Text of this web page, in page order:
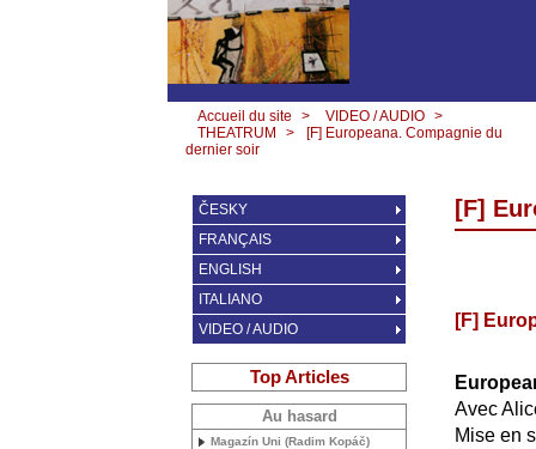
Accueil du site > VIDEO / AUDIO >
THEATRUM
>
[F] Europeana. Compagnie du
dernier soir
[F]
[F]
Avec
Mise en
ČESKY
FRANÇAIS
ENGLISH
ITALIANO
VIDEO / AUDIO
Top Articles
Au hasard
Magazín Uni (Radim Kopáč)